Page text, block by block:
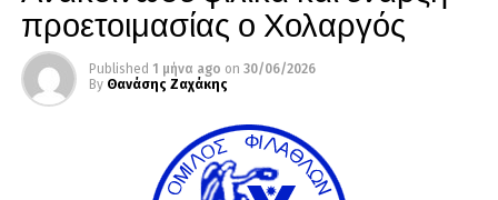
προετοιμασίας ο Χολαργός
Published 1 μήνα ago on 30/06/2026
By Θανάσης Ζαχάκης